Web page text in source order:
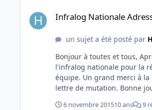
Infralog Nationale
un sujet a été posté par
Bonjour à toutes et tous, Après des heures de recherche infructueuses, il m'est impossible de trouver l'adresse postale de
l'infralog nationale pour la région centre ... Je compte en effet faire une
équipe. Un grand merci à la personne qui pourra me donner ce fameux sésame qui me permettre de transmettre ma
6 novembre 201510 ans 9